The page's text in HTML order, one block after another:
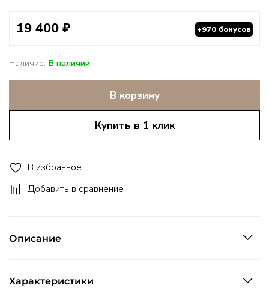
Наличие: В наличии
19 400 ₽ +970 бонусов
В корзину
Купить в 1 клик
В избранное
Добавить в сравнение
Описание
Характеристики